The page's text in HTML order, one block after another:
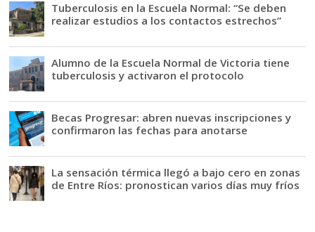
Tuberculosis en la Escuela Normal: “Se deben
realizar estudios a los contactos estrechos”
Alumno de la Escuela Normal de Victoria tiene
tuberculosis y activaron el protocolo
Becas Progresar: abren nuevas inscripciones y
confirmaron las fechas para anotarse
La sensación térmica llegó a bajo cero en zonas
de Entre Ríos: pronostican varios días muy fríos